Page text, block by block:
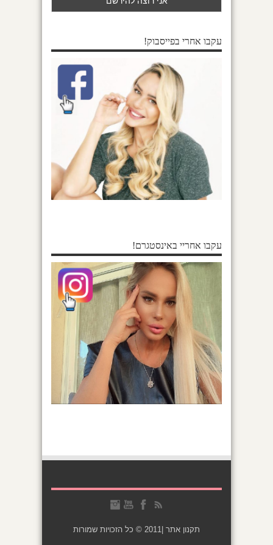
עקבו אחרי בפייסבוק!
עקבו אחריי באינסטגרם!
תקנון אתר |2011 © כל הזכויות שמורות